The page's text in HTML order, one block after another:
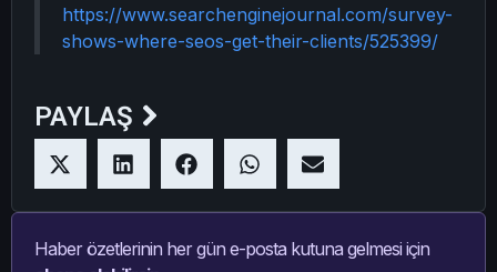
https://www.searchenginejournal.com/survey-
shows-where-seos-get-their-clients/525399/
PAYLAŞ
Haber özetlerinin her gün e-posta kutuna gelmesi için